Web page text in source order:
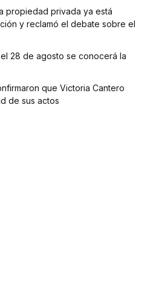
propiedad privada ya está
y reclamó el debate sobre el
28 de agosto se conocerá la
que Victoria Cantero
de sus actos